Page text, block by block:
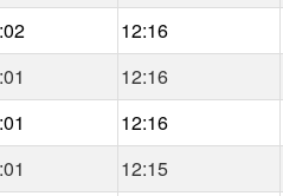
12:16
12:16
12:16
12:15